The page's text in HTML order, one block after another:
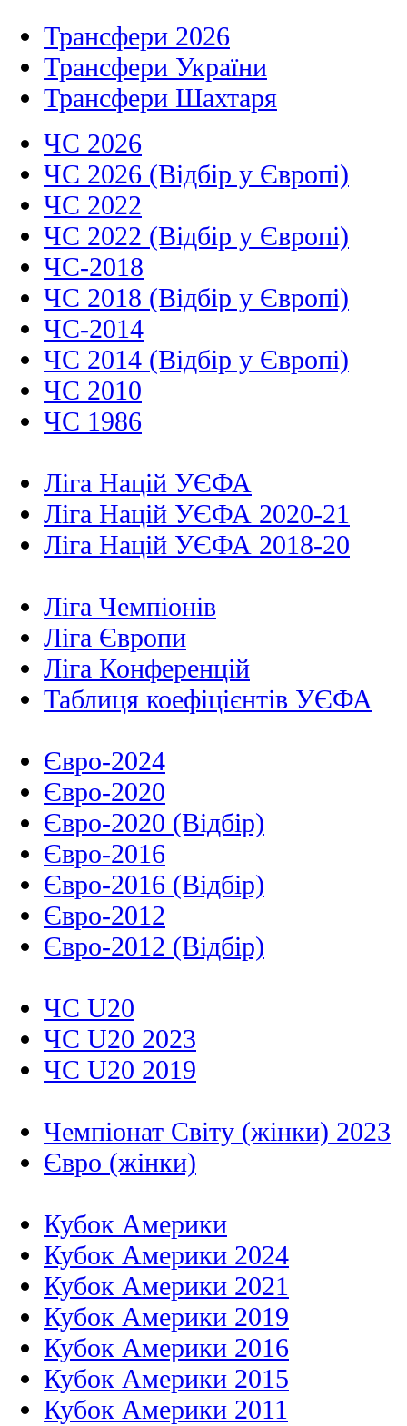
Трансфери 2026
Трансфери України
Трансфери Шахтаря
ЧС 2026
ЧС 2026 (Відбір у Європі)
ЧС 2022
ЧС 2022 (Відбір у Європі)
ЧС-2018
ЧС 2018 (Відбір у Європі)
ЧС-2014
ЧС 2014 (Відбір у Європі)
ЧС 2010
ЧС 1986
Ліга Націй УЄФА
Ліга Націй УЄФА 2020-21
Ліга Націй УЄФА 2018-20
Ліга Чемпіонів
Ліга Європи
Ліга Конференцій
Таблиця коефіцієнтів УЄФА
Євро-2024
Євро-2020
Євро-2020 (Відбір)
Євро-2016
Євро-2016 (Відбір)
Євро-2012
Євро-2012 (Відбір)
ЧС U20
ЧС U20 2023
ЧС U20 2019
Чемпіонат Світу (жінки) 2023
Євро (жінки)
Кубок Америки
Кубок Америки 2024
Кубок Америки 2021
Кубок Америки 2019
Кубок Америки 2016
Кубок Америки 2015
Кубок Америки 2011